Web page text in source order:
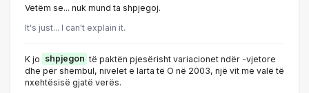
Vetëm se... nuk mund ta shpjegoj.
It's just... I can't explain it.
K jo shpjegon të paktën pjesërisht variacionet ndër -vjetore
dhe për shembul, nivelet e larta të O në 2003, një vit me valë të
nxehtësisë gjatë verës.